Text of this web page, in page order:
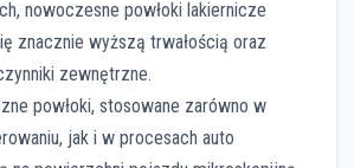
nowoczesne powłoki lakiernicze
znacznie wyższą trwałością oraz
zewnętrzne.
powłoki, stosowane zarówno w
jak i w procesach auto